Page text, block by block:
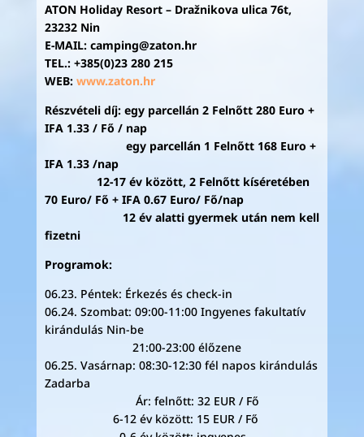
ATON Holiday Resort – Dražnikova ulica 76t,
23232 Nin
E-MAIL: camping@zaton.hr
TEL.: +385(0)23 280 215
WEB:www.zaton.hr
Részvételi díj: egy parcellán 2 Felnőtt 280 Euro +
IFA 1.33 / Fő / nap
egy parcellán 1 Felnőtt 168 Euro +
IFA 1.33 /nap
12-17 év között, 2 Felnőtt kíséretében
70 Euro/ Fő + IFA 0.67 Euro/ Fő/nap
12 év alatti gyermek után nem kell
fizetni
Programok:
06.23. Péntek: Érkezés és check-in
06.24. Szombat: 09:00-11:00 Ingyenes fakultatív
kirándulás Nin-be
21:00-23:00 élőzene
06.25. Vasárnap: 08:30-12:30 fél napos kirándulás
Zadarba
Ár: felnőtt: 32 EUR / Fő
6-12 év között: 15 EUR / Fő